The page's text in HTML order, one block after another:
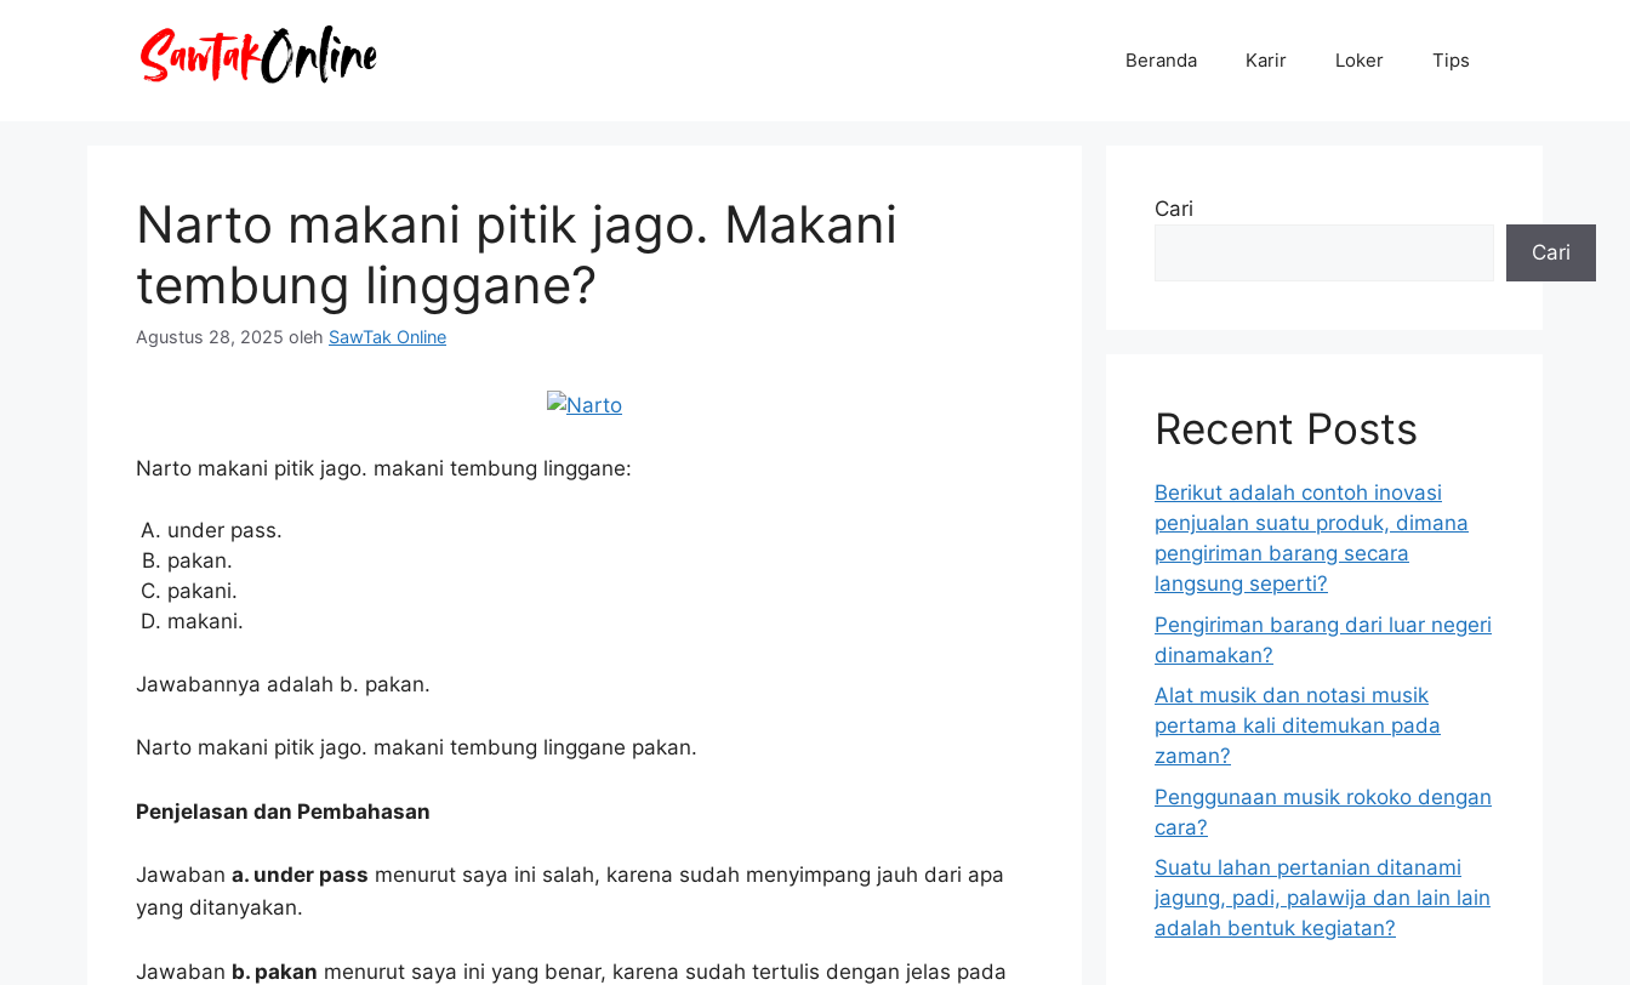
Beranda Karir Loker Tips
Narto makani pitik jago. Makani
tembung linggane?
Agustus 28, 2025 oleh SawTak Online
Narto makani pitik jago. makani tembung linggane:
under pass.
pakan.
pakani.
makani.
Jawabannya adalah b. pakan.
Narto makani pitik jago. makani tembung linggane pakan.
Penjelasan dan Pembahasan
Jawaban a. under pass menurut saya ini salah, karena sudah menyimpang jauh dari apa
yang ditanyakan.
Jawaban b. pakan menurut saya ini yang benar, karena sudah tertulis dengan jelas pada
Cari
Cari
Recent Posts
Berikut adalah contoh inovasi
penjualan suatu produk, dimana
pengiriman barang secara
langsung seperti?
Pengiriman barang dari luar negeri
dinamakan?
Alat musik dan notasi musik
pertama kali ditemukan pada
zaman?
Penggunaan musik rokoko dengan
cara?
Suatu lahan pertanian ditanami
jagung, padi, palawija dan lain lain
adalah bentuk kegiatan?